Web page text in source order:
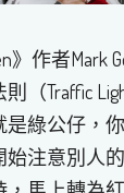
》作者Mark
（Traffic
綠公仔，
注意別人